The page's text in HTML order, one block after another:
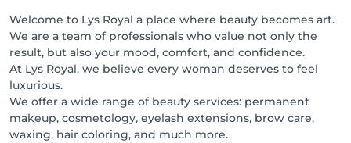
Welcome to Lys Royal a place where beauty becomes art.
We are a team of professionals who value not only the
result, but also your mood, comfort, and confidence.
At Lys Royal, we believe every woman deserves to feel
luxurious.
We offer a wide range of beauty services: permanent
makeup, cosmetology, eyelash extensions, brow care,
waxing, hair coloring, and much more.